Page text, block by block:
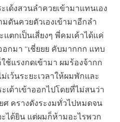
ด้งสวนลำควยเข้ามาแทนเอง
ดันควยตัวเองเข้ามาอีกลำ
ตกเป็นเสี่ยงๆ พี่คมเค้าได้แค่
กมา “เชี่ยยย คับมากกก แทบ
ช้แรงกดเข้ามา ผมร้องจ้ากก
ว้นระยะเวลาให้ผมพักและ
ด้าเข้าออกไปโดยที่ไม่สนว่า
ครางดังระงมทั่วไปหมดจน
ได้ยิน แต่ผมก็ห้ามอะไรพวก